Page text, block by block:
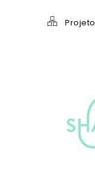
Projeto